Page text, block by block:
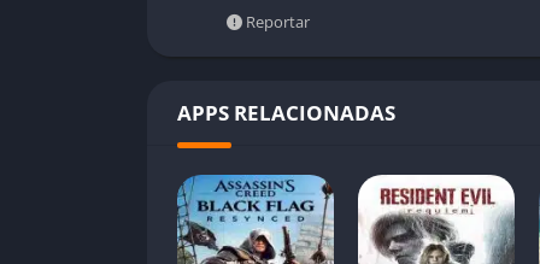
Reportar
APPS RELACIONADAS